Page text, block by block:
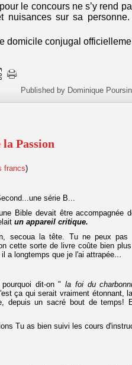
le concours ne s’y rend
nuisances sur sa
domicile conjugal
Published by Dominique Poursin
Passion
francs)
série B...
Bible devait être accompagnée
un appareil critique.
secoua la tête. Tu ne peux pas
cette sorte de livre coûte bien
a longtemps que je l'ai attrapée…
dit-on "la foi du
ça qui serait vraiment étonnant,
depuis un sacré bout de temps!
Tu as bien suivi les cours